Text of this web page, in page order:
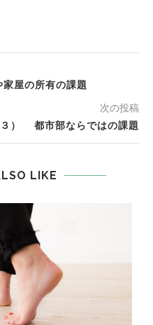
屋の所有の課題
次の投稿
３） 都市部ならではの課題
LIKE